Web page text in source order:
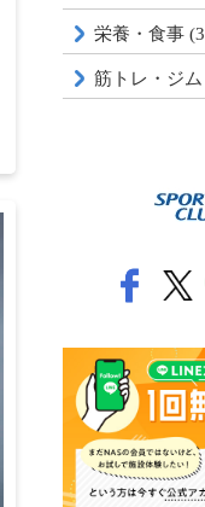
栄養・食事
筋トレ・ジ